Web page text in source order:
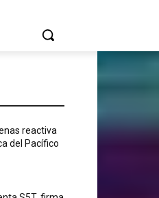
reactiva
del Pacífico